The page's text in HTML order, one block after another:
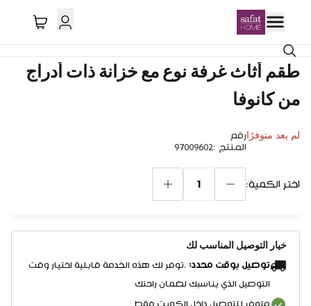
طقم أثاث غرفة نوع مع خزانة ذات أدراج
من كانوفا
لم يعد متوفرًارقم
المنتج :
97009602
اختر الكمية: 1
خيار التوصيل المناسب لك
توصيل بوقت محدد: .توفر لك هذه الخدمة قابلية اختيار وقت
التوصيل الذي يناسبك لضمان راحتك